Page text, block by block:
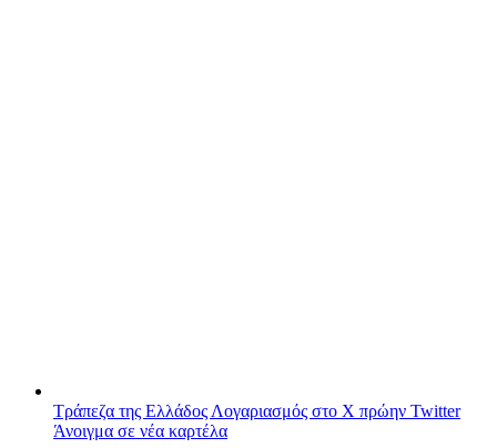
Τράπεζα της Ελλάδος Λογαριασμός στο X πρώην Twitter
Άνοιγμα σε νέα καρτέλα